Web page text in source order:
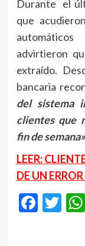
Durante el
que
advirtieron
extraído.
bancaria
del sistema
clientes que
fin de semana»
LEER:
DE UN